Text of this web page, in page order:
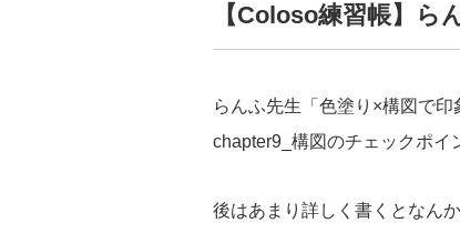
【Coloso練習帳】ら
らんふ先生「色塗り×構図で
chapter9_構図のチェックポイ
後はあまり詳しく書くとなん